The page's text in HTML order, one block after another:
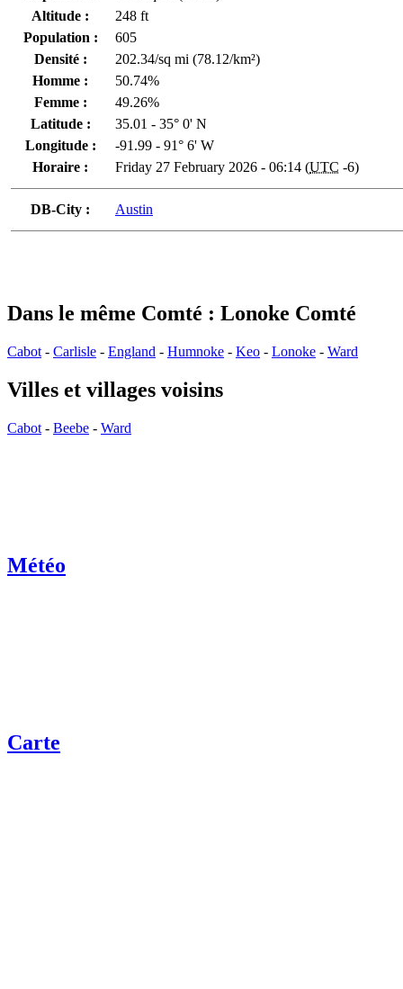
Altitude :
248 ft
Population :
605
Densité :
202.34/sq mi (78.12/km²)
Homme :
50.74%
Femme :
49.26%
Latitude :
35.01 - 35° 0' N
Longitude :
-91.99 - 91° 6' W
Horaire :
Friday 27 February 2026 - 06:14 (UTC -6)
DB-City : Austin
Dans le même Comté : Lonoke Comté
Cabot - Carlisle - England - Humnoke - Keo - Lonoke - Ward
Villes et villages voisins
Cabot - Beebe - Ward
Météo
Carte